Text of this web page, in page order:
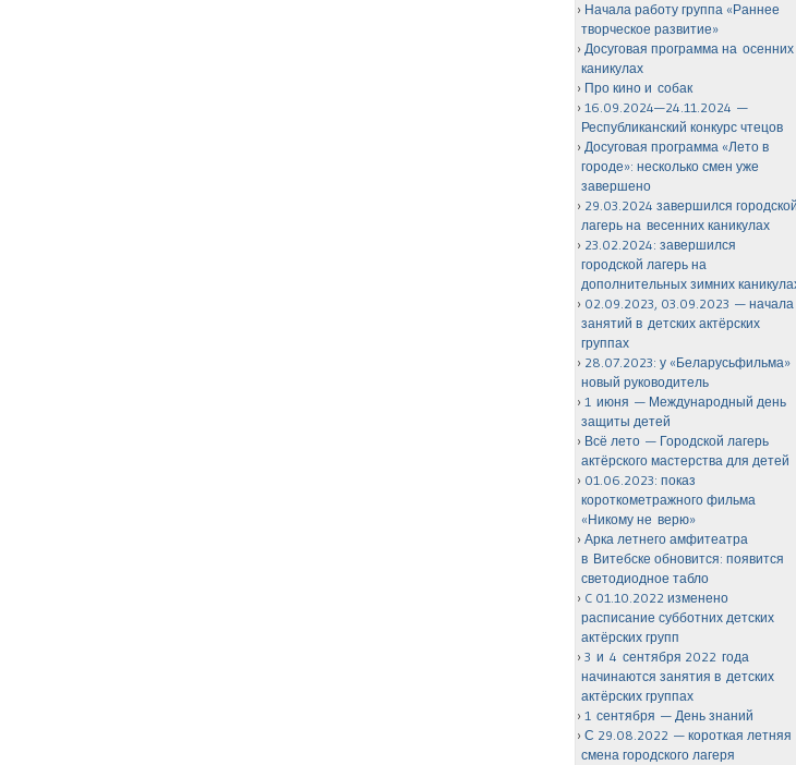
Начала работу группа «Раннее
творческое развитие»
Досуговая программа на осенних
каникулах
Про кино и собак
16.09.2024—24.11.2024 —
Республиканский конкурс чтецов
Досуговая программа «Лето в
городе»: несколько смен уже
завершено
29.03.2024 завершился
лагерь на весенних каникулах
23.02.2024: завершился
городской лагерь на
дополнительных зимних
02.09.2023, 03.09.2023 — начала
занятий в детских актёрских
группах
28.07.2023: у «Беларусьфильма»
новый руководитель
1 июня — Международный день
защиты детей
Всё лето — Городской лагерь
актёрского мастерства для детей
01.06.2023: показ
короткометражного фильма
«Никому не верю»
Арка летнего амфитеатра
в Витебске обновится: появится
светодиодное табло
C 01.10.2022 изменено
расписание субботних детских
актёрских групп
3 и 4 сентября 2022 года
начинаются занятия в детских
актёрских группах
1 сентября — День знаний
С 29.08.2022 — короткая летняя
смена городского лагеря